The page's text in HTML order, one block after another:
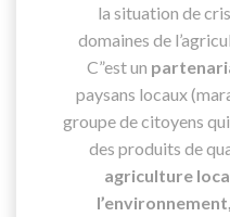
la situation de
domaines de
C”est un
paysans locaux
groupe de citoyens
des produits de
agriculture